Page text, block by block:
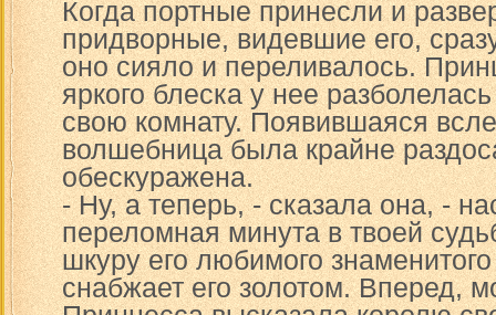
Когда портные принесли и
придворные, видевшие его,
оно сияло и переливалось.
яркого блеска у нее
свою комнату. Появившаяся
волшебница была крайне
обескуражена.
- Ну, а теперь, - сказала она, -
переломная минута в твоей
шкуру его любимого
снабжает его золотом. Вперед,